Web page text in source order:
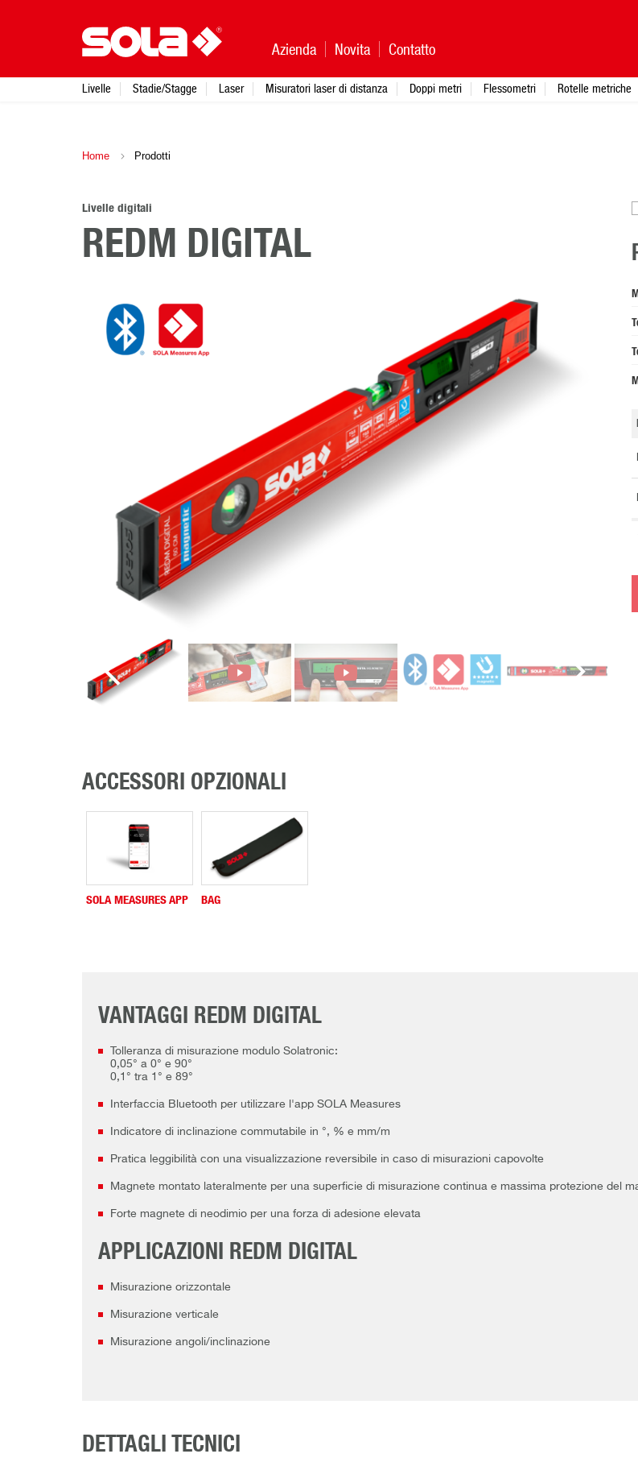
Home Prodotti
Livelle digitali
REDM DIGITAL
ACCESSORI OPZIONALI
SOLA MEASURES APP BAG
VANTAGGI REDM DIGITAL
Tolleranza di misurazione modulo Solatronic:
0,05° a 0° e 90°
0,1° tra 1° e 89°
Interfaccia Bluetooth per utilizzare l'app SOLA Measures
Indicatore di inclinazione commutabile in °, % e mm/m
Pratica leggibilità con una visualizzazione reversibile in caso di misurazioni capovolte
Magnete montato lateralmente per una superficie di misurazione continua e massima protezione del
Forte magnete di neodimio per una forza di adesione elevata
APPLICAZIONI REDM DIGITAL
Misurazione orizzontale
Misurazione verticale
Misurazione angoli/inclinazione
DETTAGLI TECNICI
Azienda Novita Contatto
Livelle Stadie/Stagge Laser Misuratori laser di distanza Doppi metri Flessometri Rotelle metriche